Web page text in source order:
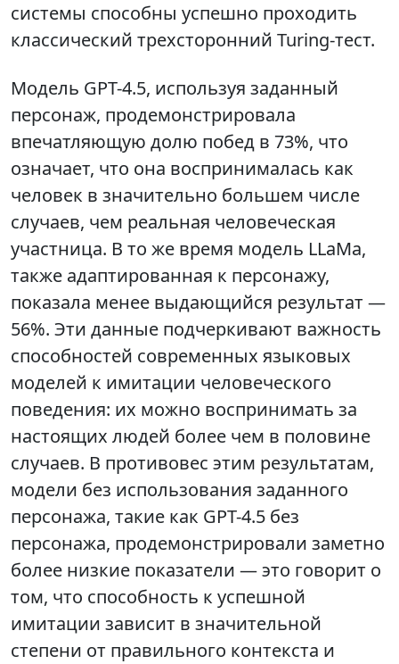
системы способны успешно проходить
классический трехсторонний Turing-тест.
Модель GPT-4.5, используя заданный
персонаж, продемонстрировала
впечатляющую долю побед в 73%, что
означает, что она воспринималась как
человек в значительно большем числе
случаев, чем реальная человеческая
участница. В то же время модель LLaMa,
также адаптированная к персонажу,
показала менее выдающийся результат —
56%. Эти данные подчеркивают важность
способностей современных языковых
моделей к имитации человеческого
поведения: их можно воспринимать за
настоящих людей более чем в половине
случаев. В противовес этим результатам,
модели без использования заданного
персонажа, такие как GPT-4.5 без
персонажа, продемонстрировали заметно
более низкие показатели — это говорит о
том, что способность к успешной
имитации зависит в значительной
степени от правильного контекста и